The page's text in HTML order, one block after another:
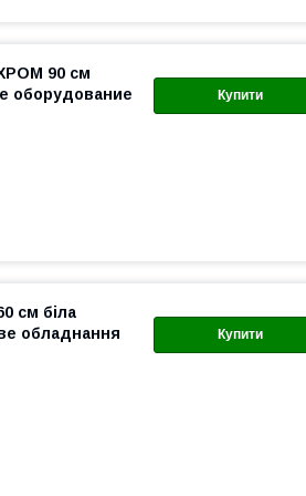
Купити
90 см
оборудование
Купити
см біла
обладнання